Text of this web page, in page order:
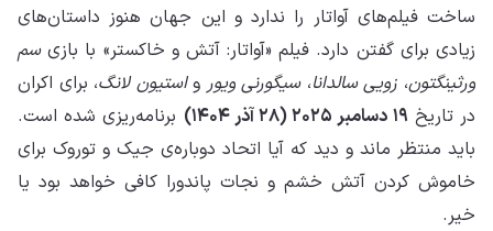
ساخت فیلم‌های آواتار را ندارد و این جهان هنوز داستان‌های
زیادی برای گفتن دارد. فیلم «آواتار: آتش و خاکستر» با بازیسم
ورثینگتون، زویی سالدانا،سیگورنی ویور واستیون لانگ، برای اکران
در تاریخ ۱۹ دسامبر ۲۰۲۵ (۲۸ آذر ۱۴۰۴)
برنامه‌ریزی شده است.
باید منتظر ماند و دید که آیا اتحاد دوباره‌ی جیک و توروک برای
خاموش کردن آتش خشم و نجات پاندورا کافی خواهد بود یا
خیر.